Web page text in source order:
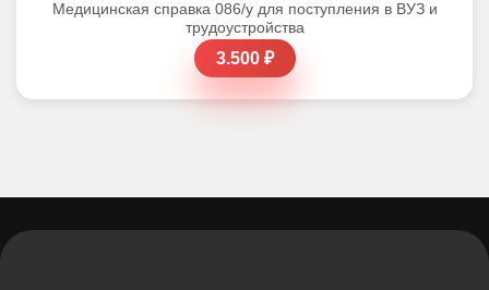
Медицинская справка 086/у для поступления в ВУЗ и
трудоустройства
3.500 ₽